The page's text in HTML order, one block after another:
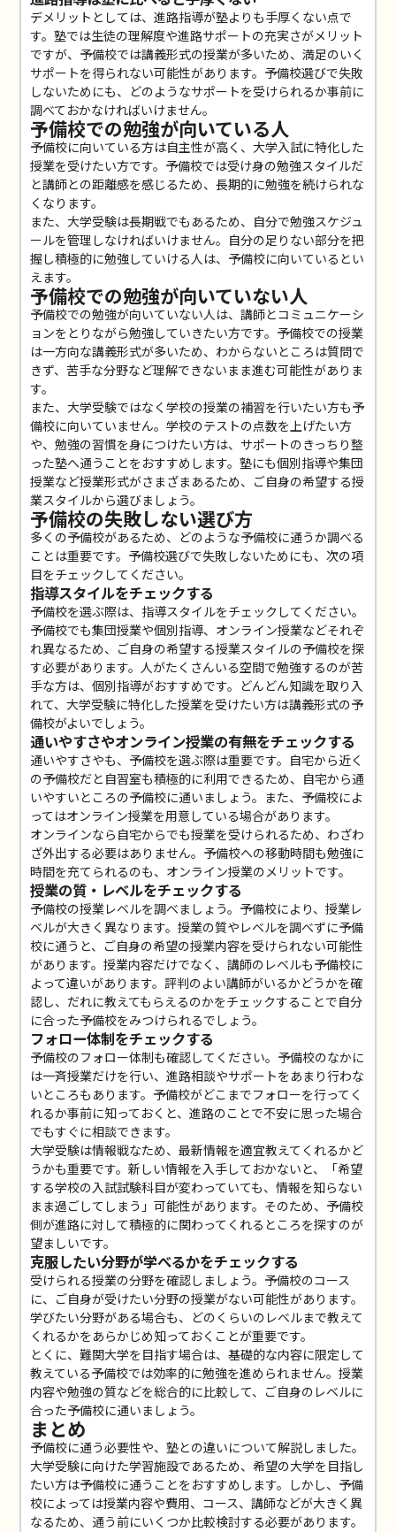
デメリットとしては、進路指導が塾よりも手厚くない点で
す。塾では生徒の理解度や進路サポートの充実さがメリット
ですが、予備校では講義形式の授業が多いため、満足のいく
サポートを得られない可能性があります。予備校選びで失敗
しないためにも、どのようなサポートを受けられるか事前に
調べておかなければいけません。
予備校での勉強が向いている人
予備校に向いている方は自主性が高く、大学入試に特化した
授業を受けたい方です。予備校では受け身の勉強スタイルだ
と講師との距離感を感じるため、長期的に勉強を続けられな
くなります。
また、大学受験は長期戦でもあるため、自分で勉強スケジュ
ールを管理しなければいけません。自分の足りない部分を把
握し積極的に勉強していける人は、予備校に向いているとい
えます。
予備校での勉強が向いていない人
予備校での勉強が向いていない人は、講師とコミュニケーシ
ョンをとりながら勉強していきたい方です。予備校での授業
は一方向な講義形式が多いため、わからないところは質問で
きず、苦手な分野など理解できないまま進む可能性がありま
す。
また、大学受験ではなく学校の授業の補習を行いたい方も予
備校に向いていません。学校のテストの点数を上げたい方
や、勉強の習慣を身につけたい方は、サポートのきっちり整
った塾へ通うことをおすすめします。塾にも個別指導や集団
授業など授業形式がさまざまあるため、ご自身の希望する授
業スタイルから選びましょう。
予備校の失敗しない選び方
多くの予備校があるため、どのような予備校に通うか調べる
ことは重要です。予備校選びで失敗しないためにも、次の項
目をチェックしてください。
指導スタイルをチェックする
予備校を選ぶ際は、指導スタイルをチェックしてください。
予備校でも集団授業や個別指導、オンライン授業などそれぞ
れ異なるため、ご自身の希望する授業スタイルの予備校を探
す必要があります。人がたくさんいる空間で勉強するのが苦
手な方は、個別指導がおすすめです。どんどん知識を取り入
れて、大学受験に特化した授業を受けたい方は講義形式の予
備校がよいでしょう。
通いやすさやオンライン授業の有無をチェックする
通いやすさやも、予備校を選ぶ際は重要です。自宅から近く
の予備校だと自習室も積極的に利用できるため、自宅から通
いやすいところの予備校に通いましょう。また、予備校によ
ってはオンライン授業を用意している場合があります。
オンラインなら自宅からでも授業を受けられるため、わざわ
ざ外出する必要はありません。予備校への移動時間も勉強に
時間を充てられるのも、オンライン授業のメリットです。
授業の質・レベルをチェックする
予備校の授業レベルを調べましょう。予備校により、授業レ
ベルが大きく異なります。授業の質やレベルを調べずに予備
校に通うと、ご自身の希望の授業内容を受けられない可能性
があります。授業内容だけでなく、講師のレベルも予備校に
よって違いがあります。評判のよい講師がいるかどうかを確
認し、だれに教えてもらえるのかをチェックすることで自分
に合った予備校をみつけられるでしょう。
フォロー体制をチェックする
予備校のフォロー体制も確認してください。予備校のなかに
は一斉授業だけを行い、進路相談やサポートをあまり行わな
いところもあります。予備校がどこまでフォローを行ってく
れるか事前に知っておくと、進路のことで不安に思った場合
でもすぐに相談できます。
大学受験は情報戦なため、最新情報を適宜教えてくれるかど
うかも重要です。新しい情報を入手しておかないと、「希望
する学校の入試試験科目が変わっていても、情報を知らない
まま過ごしてしまう」可能性があります。そのため、予備校
側が進路に対して積極的に関わってくれるところを探すのが
望ましいです。
克服したい分野が学べるかをチェックする
受けられる授業の分野を確認しましょう。予備校のコース
に、ご自身が受けたい分野の授業がない可能性があります。
学びたい分野がある場合も、どのくらいのレベルまで教えて
くれるかをあらかじめ知っておくことが重要です。
とくに、難関大学を目指す場合は、基礎的な内容に限定して
教えている予備校では効率的に勉強を進められません。授業
内容や勉強の質などを総合的に比較して、ご自身のレベルに
合った予備校に通いましょう。
まとめ
予備校に通う必要性や、塾との違いについて解説しました。
大学受験に向けた学習施設であるため、希望の大学を目指し
たい方は予備校に通うことをおすすめします。しかし、予備
校によっては授業内容や費用、コース、講師などが大きく異
なるため、通う前にいくつか比較検討する必要があります。